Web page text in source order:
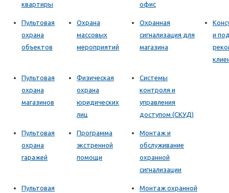
квартиры
офис
Пультовая
охрана
объектов
Охрана
массовых
мероприятий
Охранная
сигнализация для
магазина
и
Пультовая
охрана
магазинов
Физическая
охрана
юридических
лиц
Системы
контроля и
управления
доступом (СКУД)
Пультовая
охрана
гаражей
Программа
экстренной
помощи
Монтаж и
обслуживание
охранной
сигнализации
Пультовая Монтаж охранной